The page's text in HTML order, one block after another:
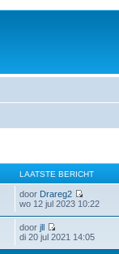
LAATSTE BERICHT
door Drareg2
wo 12 jul 2023 10:22
doorjll
di 20 jul 2021 14:05